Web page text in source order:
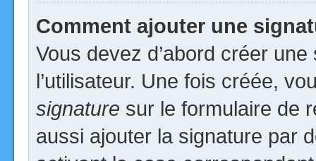
Comment ajouter une
Vous devez d’abord créer
l’utilisateur. Une fois créée,
signature sur le formulaire de
aussi ajouter la signature par